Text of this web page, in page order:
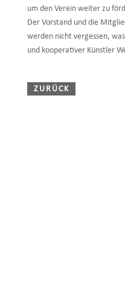
um den Verein weiter zu
Der Vorstand und die
werden nicht vergessen,
und kooperativer Künstler
ZURÜCK